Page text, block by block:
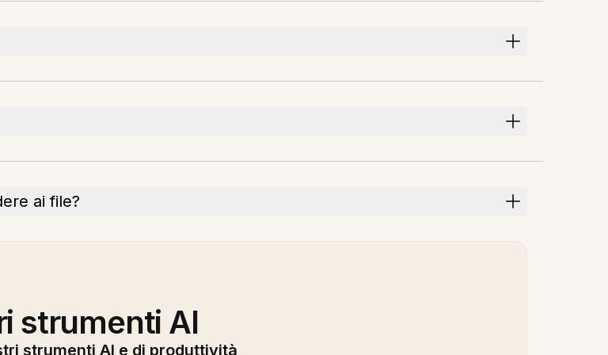
ai file?
strumenti AI
strumenti AI e di produttività